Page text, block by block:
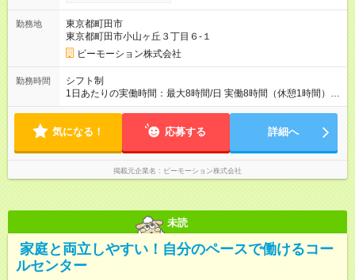
勤務地
東京都町田市
東京都町田市小山ヶ丘３丁目６-１
ビーモーション株式会社
勤務時間
シフト制
1日あたりの実働時間：最大8時間/日 実働8時間（休憩1時間）の
勤務となります。 ▼シフト例 9:00～17:00 12:00～20:00
気になる！ 応募する 詳細へ
掲載元企業名 ビーモーション株式会社
未読
家庭と両立しやすい！自分のペースで働けるコー
ルセンター